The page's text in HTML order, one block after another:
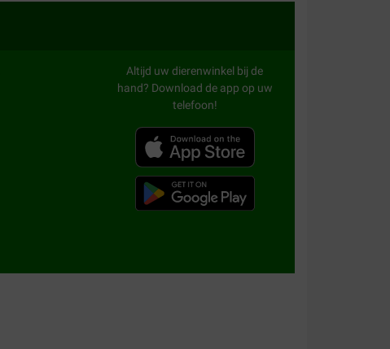
Altijd uw dierenwinkel bij de
hand? Download de app op uw
telefoon!